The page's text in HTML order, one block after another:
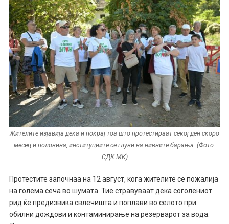
Жителите изјавија дека и покрај тоа што протестираат секој ден скоро
месец и половина, институциите се глуви на нивните барања. (Фото:
СДК.МК)
Протестите започнаа на 12 август, кога жителите се пожалија
на голема сеча во шумата. Тие стравуваат дека соголениот
рид ќе предизвика свлечишта и поплави во селото при
обилни дождови и контаминирање на резерварот за вода.